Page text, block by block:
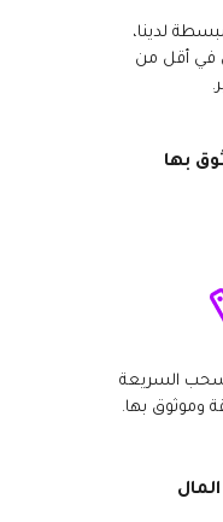
لدينا،
في أقل من
بها
السريعة
وموثوق بها.